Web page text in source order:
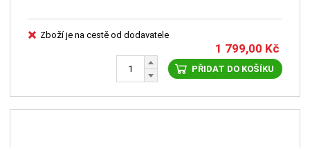
Zboží je na cestě od dodavatele
1 799,00 Kč
PŘIDAT DO KOŠÍKU